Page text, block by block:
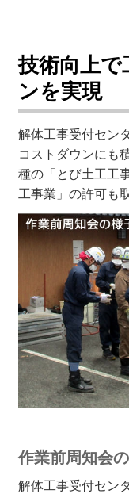
技術向上で
ンを実現
解体工事受付セン
コストダウンにも
種の「とび土工工
工事業」の許可も
作業前周知会
解体工事受付セン